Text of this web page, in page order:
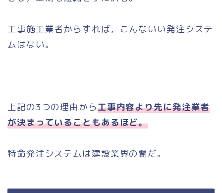
工事施工業者からすれば，こんないい発注システ
ムはない。
上記の3つの理由から工事内容より先に発注業者
が決まっていることもあるほど。
特命発注システムは建設業界の闇だ。